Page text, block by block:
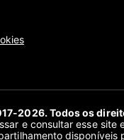
2026. Todos os
e consultar esse site
disponíveis